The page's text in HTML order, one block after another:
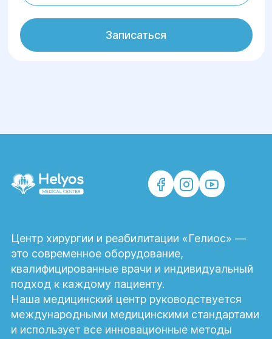
Записаться
Центр хирургии и реабилитации «Гелиос» —
это современное оборудование,
квалифицированные врачи и индивидуальный
подход к каждому пациенту.
Наша медицинский центр руководствуется
международными медицинскими стандартами
и использует все инновационные методы